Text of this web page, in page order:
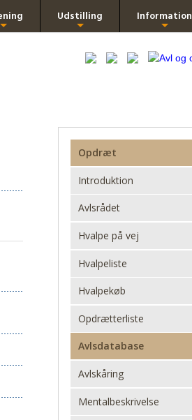
Udstilling Information
Opdræt
Introduktion
Avlsrådet
Hvalpe på vej
Hvalpeliste
Hvalpekøb
Opdrætterliste
Avlsdatabase
Avlskåring
Mentalbeskrivelse